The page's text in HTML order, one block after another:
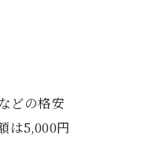
どの格安
は5,000円